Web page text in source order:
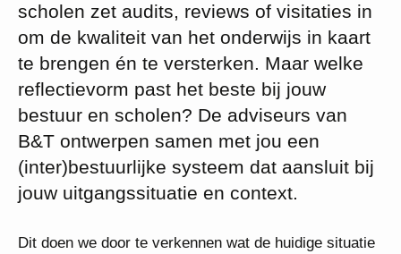
scholen zet audits, reviews of visitaties in
om de kwaliteit van het onderwijs in kaart
te brengen én te versterken. Maar welke
reflectievorm past het beste bij jouw
bestuur en scholen? De adviseurs van
B&T ontwerpen samen met jou een
(inter)bestuurlijke systeem dat aansluit bij
jouw uitgangssituatie en context.
Dit doen we door te verkennen wat de huidige situatie